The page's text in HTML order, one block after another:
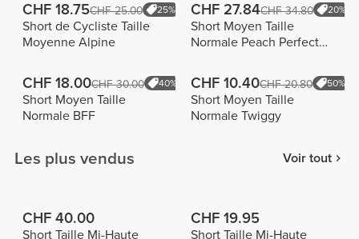
CHF 18.75CHF 25.00 25%
Short de Cycliste Taille
Moyenne Alpine
CHF 27.84CHF 34.80 20%
Short Moyen Taille
Normale Peach Perfect
CHF 18.00CHF 30.00 40%
Short Moyen Taille
Normale BFF
CHF 10.40CHF 20.80 50%
Short Moyen Taille
Normale Twiggy
Les plus vendus Voir tout
CHF 40.00
Short Taille Mi-Haute
CHF 19.95
Short Taille Mi-Haute